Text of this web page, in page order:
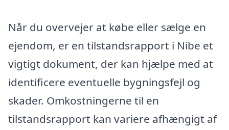
Når du overvejer at købe eller sælge en
ejendom, er en tilstandsrapport i Nibe et
vigtigt dokument, der kan hjælpe med at
identificere eventuelle bygningsfejl og
skader. Omkostningerne til en
tilstandsrapport kan variere afhængigt af